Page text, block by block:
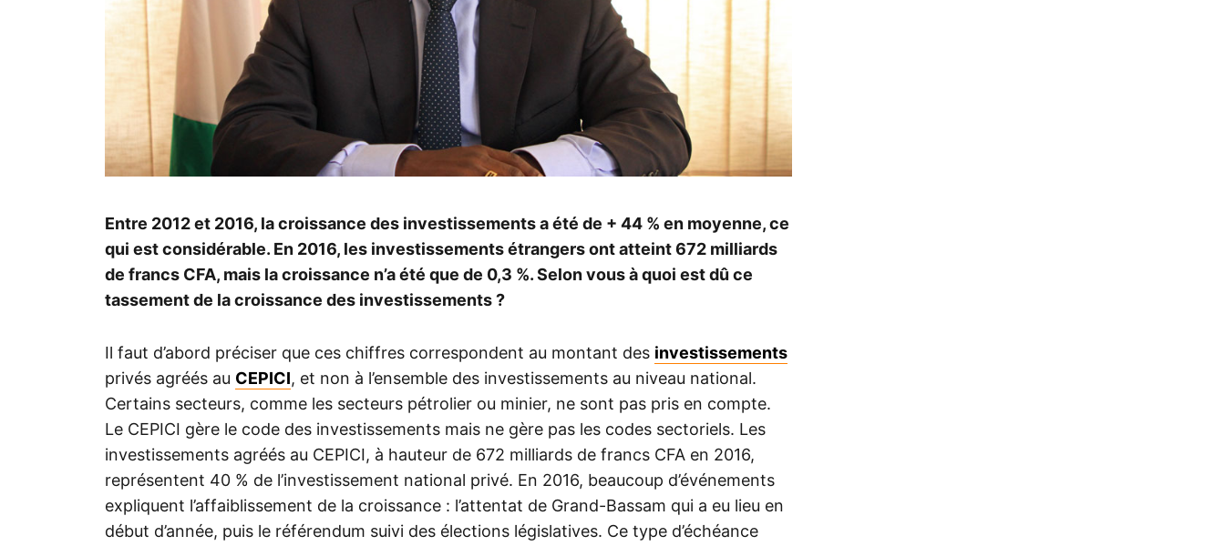
Entre 2012 et 2016, la croissance des investissements a été de + 44 % en moyenne, ce
qui est considérable. En 2016, les investissements étrangers ont atteint 672 milliards
de francs CFA, mais la croissance n’a été que de 0,3 %. Selon vous à quoi est dû ce
tassement de la croissance des investissements ?
Il faut d’abord préciser que ces chiffres correspondent au montant des investissements
privés agréés au CEPICI, et non à l’ensemble des investissements au niveau national.
Certains secteurs, comme les secteurs pétrolier ou minier, ne sont pas pris en compte.
Le CEPICI gère le code des investissements mais ne gère pas les codes sectoriels. Les
investissements agréés au CEPICI, à hauteur de 672 milliards de francs CFA en 2016,
représentent 40 % de l’investissement national privé. En 2016, beaucoup d’événements
expliquent l’affaiblissement de la croissance : l’attentat de Grand-Bassam qui a eu lieu en
début d’année, puis le référendum suivi des élections législatives. Ce type d’échéance